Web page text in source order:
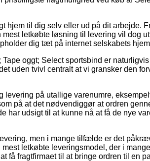
hjem til dig selv eller ud på dit arbejde.
letkøbte løsning til levering vil dog
dig tæt på internet selskabets
oggt; Select sportsbind er
uden tvivl centralt at vi gransker den
levering på utallige varenumre,
på at det nødvendiggør at ordren
har udsigt til at kunne nå at få de nye
men i mange tilfælde er det
letkøbte leveringsmodel, der i
få fragtfirmaet til at bringe ordren til en